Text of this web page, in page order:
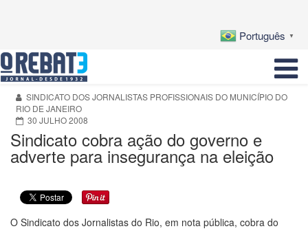
Português ▼
SINDICATO DOS JORNALISTAS PROFISSIONAIS DO MUNICÍPIO DO
RIO DE JANEIRO
30 JULHO 2008
Sindicato cobra ação do governo e
adverte para insegurança na eleição
O Sindicato dos Jornalistas do Rio, em nota pública, cobra do